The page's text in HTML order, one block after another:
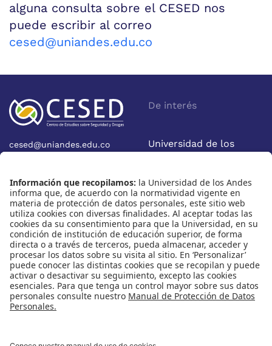
alguna consulta sobre el CESED nos
puede escribir al correo
cesed@uniandes.edu.co
cesed@uniandes.edu.co
Bogotá - Colombia
De interés
Universidad de los
Facultad de Economía
Nosotros
Quiénes somos
Eventos
Cursos
Nuestras redes
Instagram
X
Linkedin